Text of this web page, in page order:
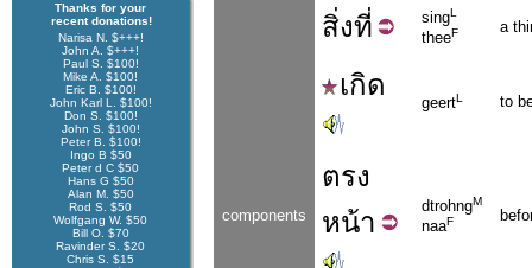
Thanks for your
recent donations!
Narisa N. $+++!
John A. $+++!
Paul S. $100!
Mike A. $100!
Eric B. $100!
John Karl L. $100!
Don S. $100!
John S. $100!
Peter B. $100!
Ingo B $50
Peter d C $50
Hans G $50
Alan M. $50
Rod S. $50
Wolfgang W. $50
Bill O. $70
Ravinder S. $20
Chris S. $15
components
สิ่งที่ singL
theeF a
เกิด
geertL to
ตรง
หน้า
dtrohngM
naaF